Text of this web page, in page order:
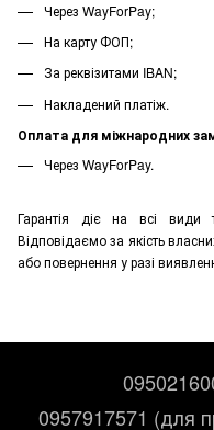
Через WayForPay;
На карту ФОП;
За реквізитами IBAN;
Накладений платіж.
Оплата для міжнародних
Через WayForPay.
Гарантія діє на всі види
Відповідаємо за якість
або повернення у разі
0957917571 (для